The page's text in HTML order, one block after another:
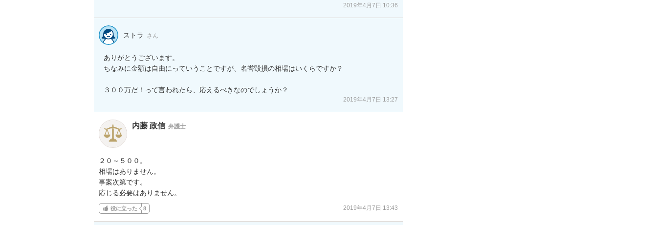
2019年4月7日 10:36
ストラ さん
ありがとうございます。
ちなみに金額は自由にっていうことですが、名誉毀損の相場はいくらですか？
３００万だ！って言われたら、応えるべきなのでしょうか？
2019年4月7日 13:27
内藤 政信 弁護士
２０～５００。
相場はありません。
事案次第です。
応じる必要はありません。
役に立った 8 2019年4月7日 13:43